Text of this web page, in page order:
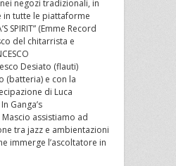
negozi tradizionali, in
in tutte le piattaforme
SPIRIT” (Emme Record
del chitarrista e
Desiato (flauti)
(batteria) e con la
di Luca
Ganga’s
assistiamo ad
tra jazz e ambientazioni
immerge l’ascoltatore in